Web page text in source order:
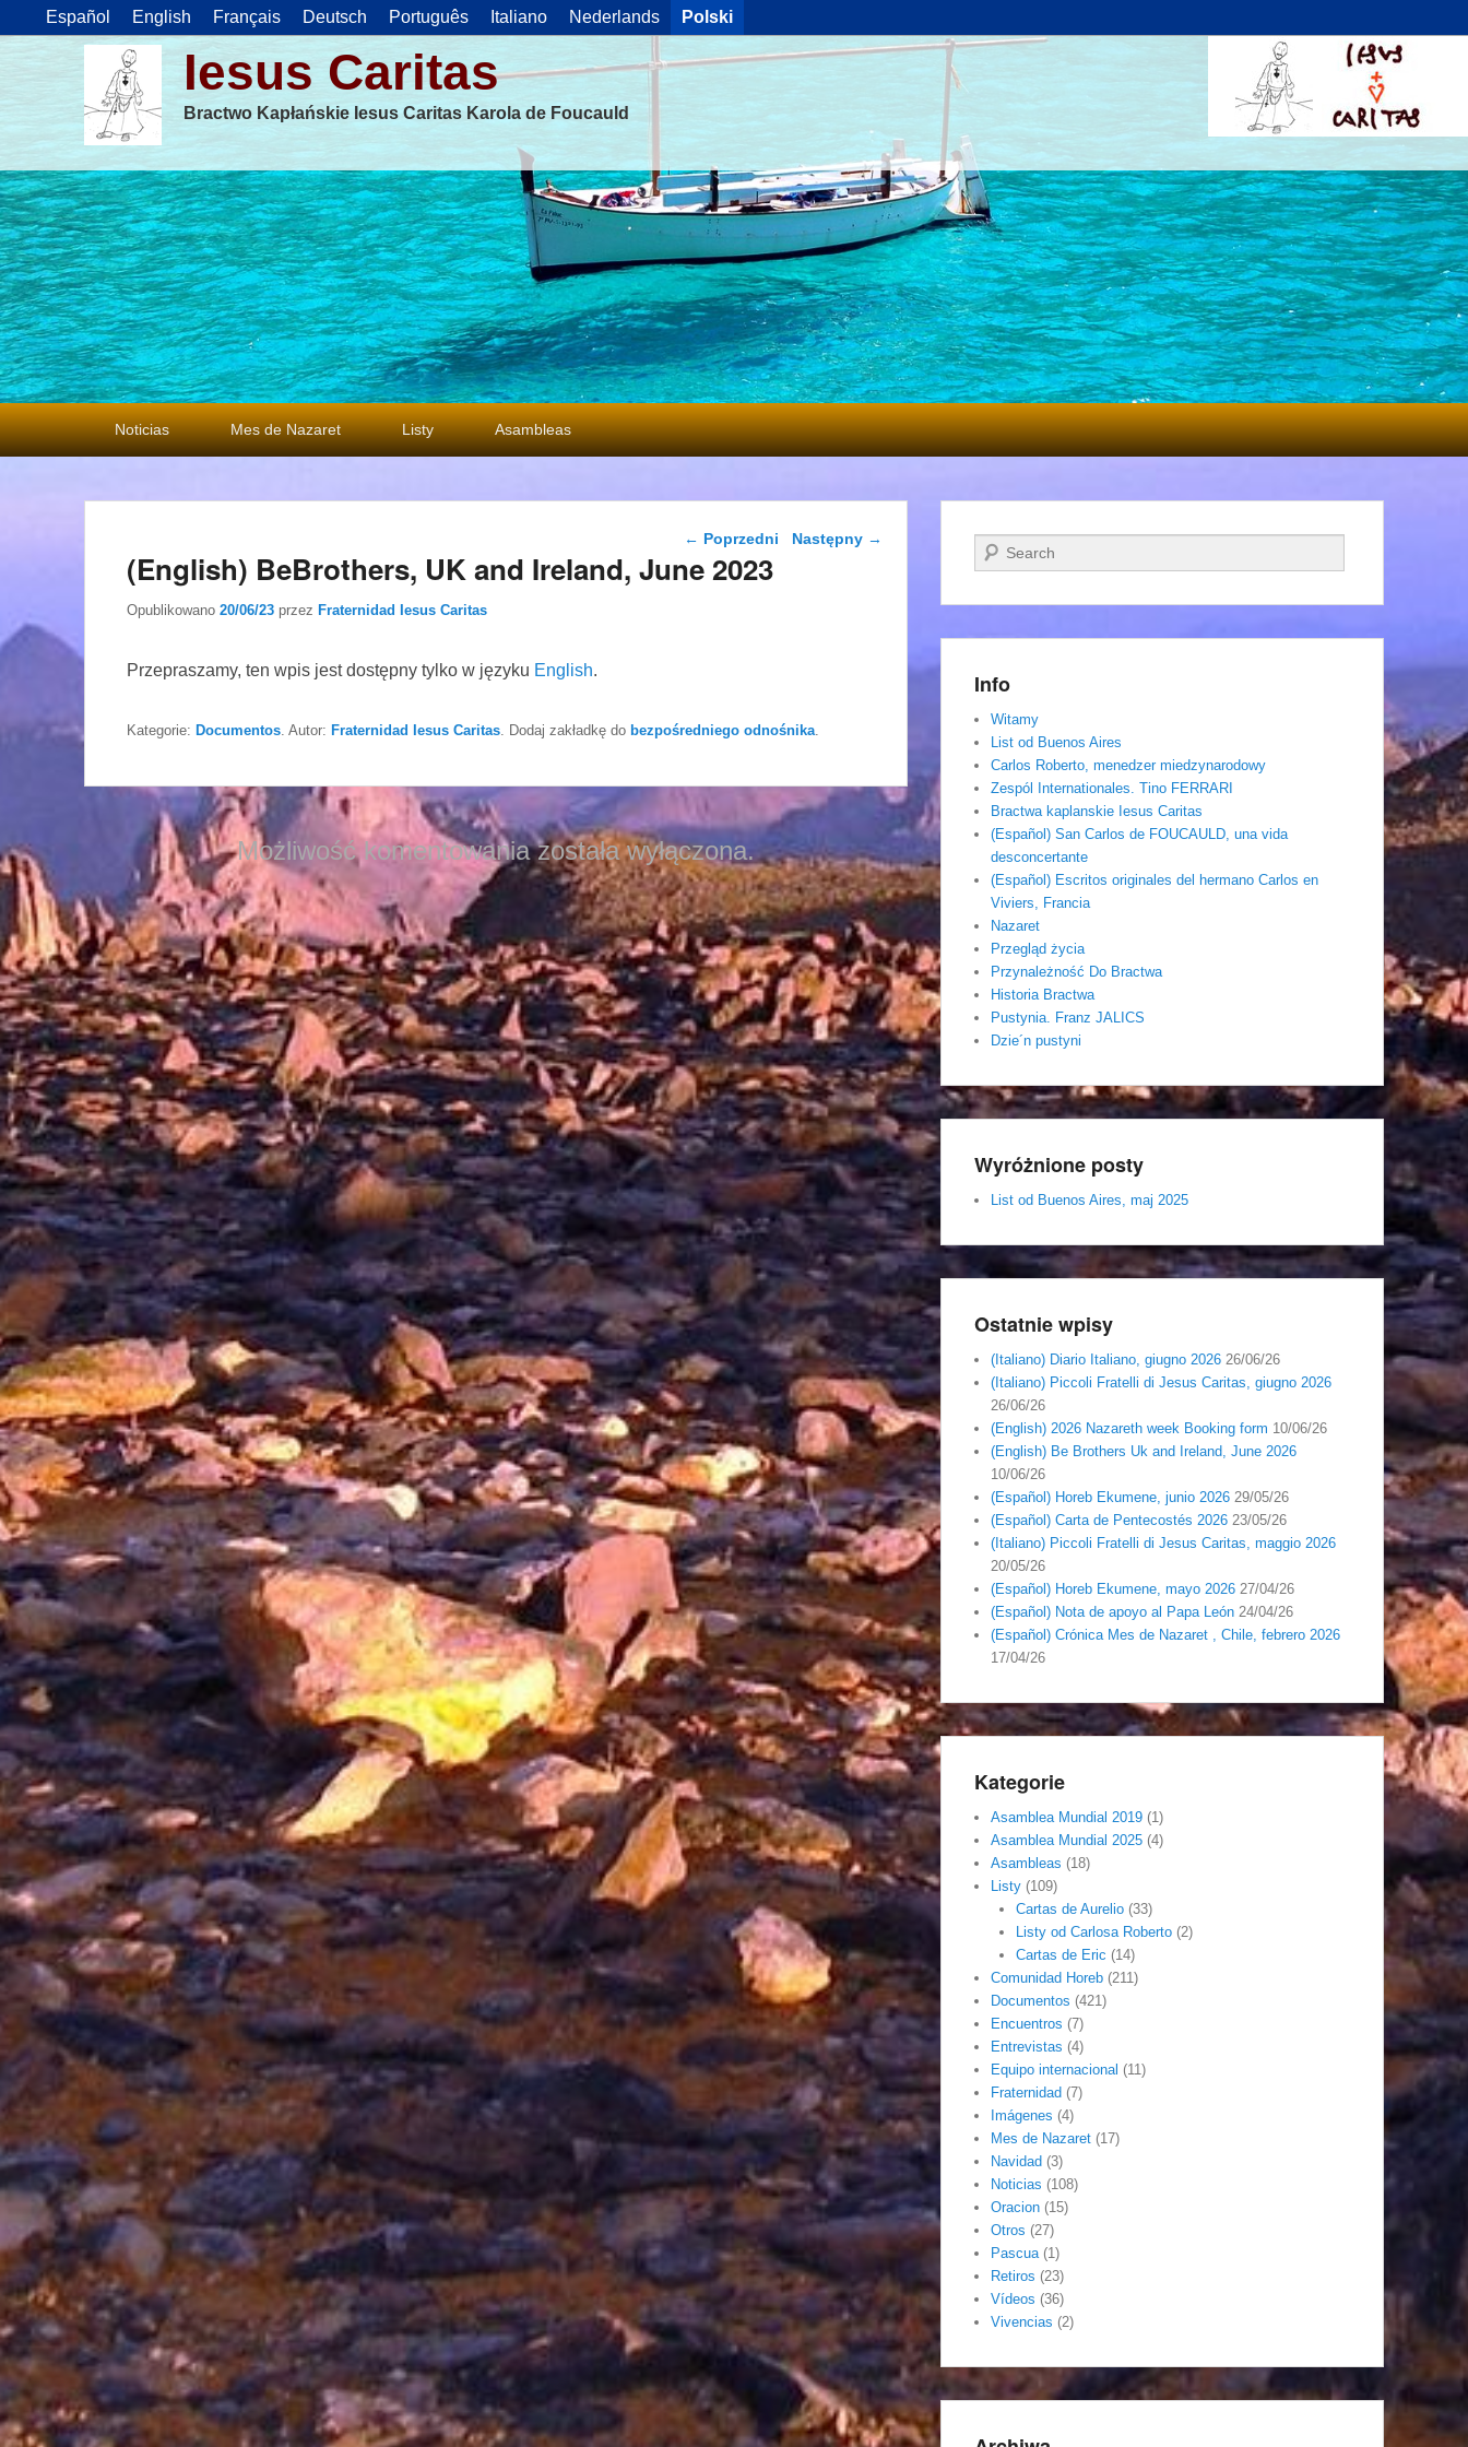
Español English Français Deutsch Português Italiano Nederlands Polski
Iesus Caritas
Bractwo Kapłańskie Iesus Caritas Karola de Foucauld
Menu
główne
Noticias Mes de Nazaret Listy Asambleas
Nawigacja wpisu
← Poprzedni Następny →
(English) BeBrothers, UK and Ireland, June 2023
Opublikowano 20/06/23 przez Fraternidad Iesus Caritas
Przepraszamy, ten wpis jest dostępny tylko w języku English.
Kategorie: Documentos . Autor: Fraternidad Iesus Caritas . Dodaj zakładkę do bezpośredniego odnośnika
Możliwość komentowania została wyłączona.
Szukaj
Info
Witamy
List od Buenos Aires
Carlos Roberto, menedzer miedzynarodowy
Zespól Internationales. Tino FERRARI
Bractwa kaplanskie Iesus Caritas
(Español) San Carlos de FOUCAULD, una vida
desconcertante
(Español) Escritos originales del hermano Carlos en
Viviers, Francia
Nazaret
Przegląd życia
Przynależność Do Bractwa
Historia Bractwa
Pustynia. Franz JALICS
Dzie´n pustyni
Wyróżnione posty
List od Buenos Aires, maj 2025
Ostatnie wpisy
(Italiano) Diario Italiano, giugno 2026 26/06/26
(Italiano) Piccoli Fratelli di Jesus Caritas, giugno 2026
26/06/26
(English) 2026 Nazareth week Booking form 10/06/26
(English) Be Brothers Uk and Ireland, June 2026
10/06/26
(Español) Horeb Ekumene, junio 2026 29/05/26
(Español) Carta de Pentecostés 2026 23/05/26
(Italiano) Piccoli Fratelli di Jesus Caritas, maggio 2026
20/05/26
(Español) Horeb Ekumene, mayo 2026 27/04/26
(Español) Nota de apoyo al Papa León 24/04/26
(Español) Crónica Mes de Nazaret , Chile, febrero 2026
17/04/26
Kategorie
Asamblea Mundial 2019 (1)
Asamblea Mundial 2025 (4)
Asambleas (18)
Listy (109)
Cartas de Aurelio(33)
Listy od Carlosa Roberto(2)
Cartas de Eric (14)
Comunidad Horeb (211)
Documentos (421)
Encuentros (7)
Entrevistas (4)
Equipo internacional (11)
Fraternidad (7)
Imágenes (4)
Mes de Nazaret (17)
Navidad (3)
Noticias (108)
Oracion (15)
Otros (27)
Pascua(1)
Retiros (23)
Vídeos (36)
Vivencias (2)